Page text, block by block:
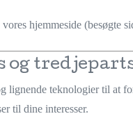
hjemmeside (besøgte
og
lignende teknologier til at
til dine interesser.